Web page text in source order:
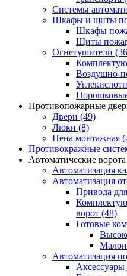
Системы
Шкафы и щиты
Шкафы
Щиты
Огнетушители
Воздушно-
Противопожарные
Двери (49)
Люки (8)
Пена монтажная
Противокражные
Автоматические
Автоматизация
Автоматизация
Привода
ворот (48)
Готовые
Автоматизация
Аксессуары